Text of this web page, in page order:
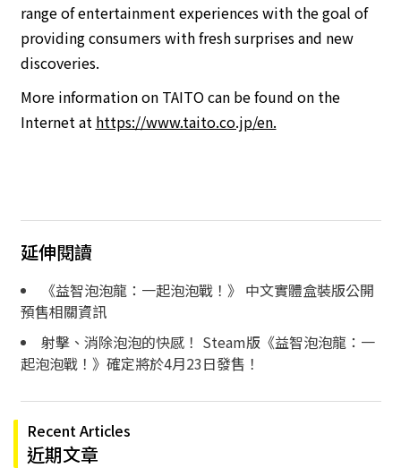
range of entertainment experiences with the goal of
providing consumers with fresh surprises and new
discoveries.
More information on TAITO can be found on the
Internet at https://www.taito.co.jp/en.
延伸閱讀
《益智泡泡龍：一起泡泡戰！》 中文實體盒裝版公開
預售相關資訊
射擊、消除泡泡的快感！ Steam版《益智泡泡龍：一
起泡泡戰！》確定將於4月23日發售！
Recent Articles
近期文章